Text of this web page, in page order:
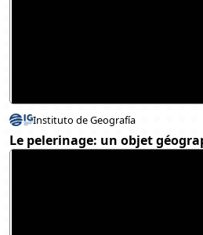
Instituto de Geografía
Le pelerinage: un objet